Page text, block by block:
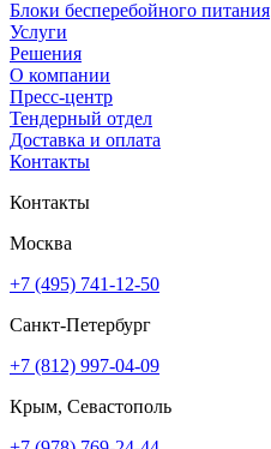
Блоки бесперебойного питания
Услуги
Решения
О компании
Пресс-центр
Тендерный отдел
Доставка и оплата
Контакты
Контакты
Москва
+7 (495) 741-12-50
Санкт-Петербург
+7 (812) 997-04-09
Крым, Севастополь